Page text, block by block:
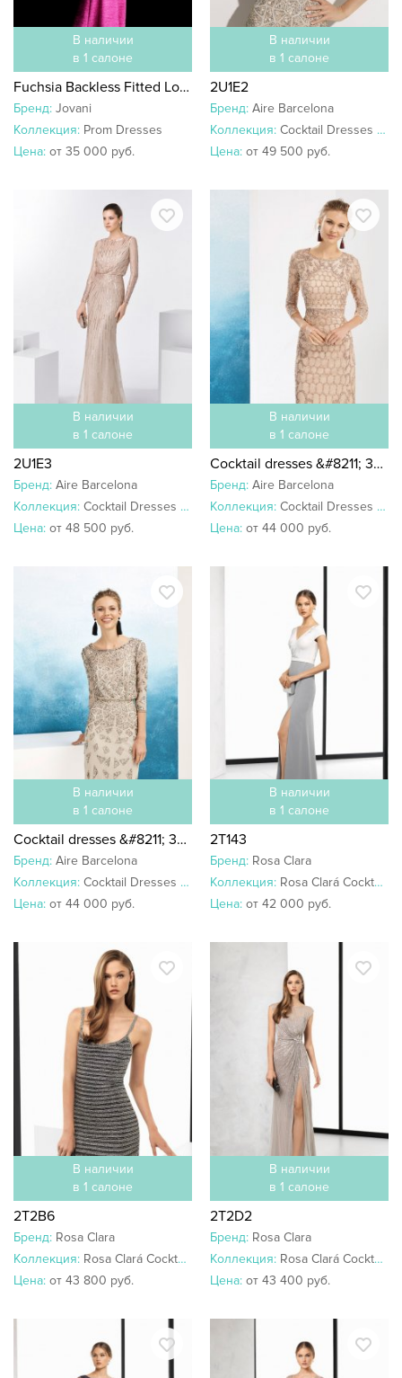
В наличии
в 1 салоне
Fuchsia Backless Fitted Long Prom Dress 45830
Бренд: Jovani
Коллекция: Prom Dresses
Цена: от 35 000 руб.
В наличии
в 1 салоне
2U1E2
Бренд: Aire Barcelona
Коллекция: Cocktail Dresses 2018
Цена: от 49 500 руб.
В наличии
в 1 салоне
2U1E3
Бренд: Aire Barcelona
Коллекция: Cocktail Dresses 2018
Цена: от 48 500 руб.
В наличии
в 1 салоне
Cocktail dresses &#8211; 3U1B4
Бренд: Aire Barcelona
Коллекция: Cocktail Dresses 2019
Цена: от 44 000 руб.
В наличии
в 1 салоне
Cocktail dresses &#8211; 3U1B5
Бренд: Aire Barcelona
Коллекция: Cocktail Dresses 2019
Цена: от 44 000 руб.
В наличии
в 1 салоне
2T143
Бренд: Rosa Clara
Коллекция: Rosa Clará Cocktail 2018
Цена: от 42 000 руб.
В наличии
в 1 салоне
2T2B6
Бренд: Rosa Clara
Коллекция: Rosa Clará Cocktail 2018
Цена: от 43 800 руб.
В наличии
в 1 салоне
2T2D2
Бренд: Rosa Clara
Коллекция: Rosa Clará Cocktail 2018
Цена: от 43 400 руб.